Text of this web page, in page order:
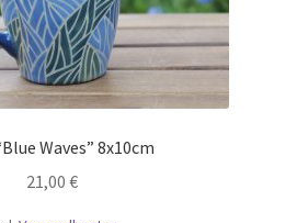
Waves” 8x10cm
21,00 €